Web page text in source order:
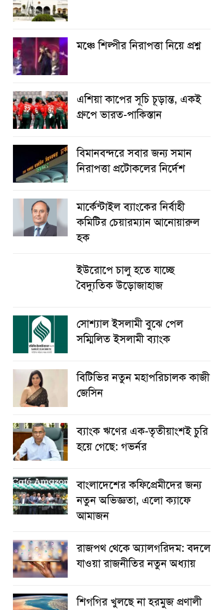
​মঞ্চে শিল্পীর নিরাপত্তা নিয়ে প্রশ্ন
এশিয়া কাপের সূচি চূড়ান্ত, একই
গ্রুপে ভারত-পাকিস্তান
বিমানবন্দরে সবার জন্য সমান
নিরাপত্তা প্রটোকলের নির্দেশ
মার্কেন্টাইল ব্যাংকের নির্বাহী
কমিটির চেয়ারম্যান আনোয়ারুল
হক
ইউরোপে চালু হতে যাচ্ছে
বৈদ্যুতিক উড়োজাহাজ
সোশ্যাল ইসলামী বুঝে পেল
সম্মিলিত ইসলামী ব্যাংক
বিটিভির নতুন মহাপরিচালক কাজী
জেসিন
ব্যাংক ঋণের এক-তৃতীয়াংশই চুরি
হয়ে গেছে: গভর্নর
বাংলাদেশের কফিপ্রেমীদের জন্য
নতুন অভিজ্ঞতা, এলো ক্যাফে
আমাজন
রাজপথ থেকে অ্যালগরিদম: বদলে
যাওয়া রাজনীতির নতুন অধ্যায়
শিগগির খুলছে না হরমুজ প্রণালী